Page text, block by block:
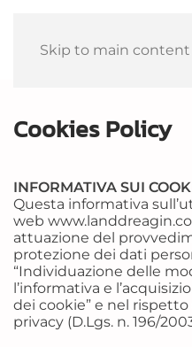
Skip to main content
Cookies Policy
INFORMATIVA SUI
Questa informativa
web
attuazione del
protezione dei dati
“Individuazione delle
l’informativa e
dei cookie” e nel rispetto
privacy (D.Lgs. n. 196/